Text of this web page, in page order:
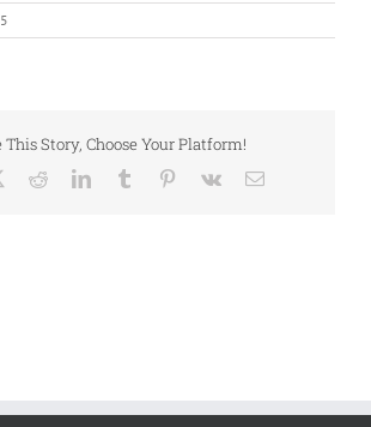
This Story, Choose Your Platform!
RedditLinkedInTumblr Pinterest
Vk Email